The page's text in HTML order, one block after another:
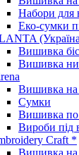
Набори для
Еко-сумки
Вишивка
Вишивка
Вишивка на
Сумки
Вишивка по
Вироби під
Craft *
Вишивка на